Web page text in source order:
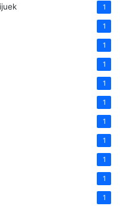
1
1
1
1
1
1
1
1
1
1
1